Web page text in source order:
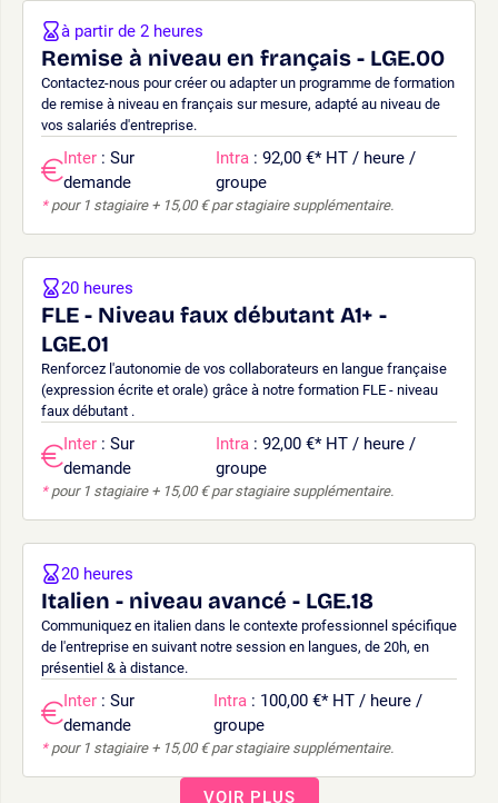
Remise à niveau en français - LGE.00
Contactez-nous pour créer ou adapter un programme de formation
de remise à niveau en français sur mesure, adapté au niveau de
vos salariés d'entreprise.
à partir de 2 heures
Inter : Sur
demande
Intra : 92,00 €*HT / heure /
groupe
*pour 1 stagiaire + 15,00 € par stagiaire supplémentaire.
FLE - Niveau faux débutant A1+ -
LGE.01
Renforcez l'autonomie de vos collaborateurs en langue française
(expression écrite et orale) grâce à notre formation FLE - niveau
faux débutant .
20 heures
Inter : Sur
demande
Intra : 92,00 €*HT / heure /
groupe
*pour 1 stagiaire + 15,00 € par stagiaire supplémentaire.
Italien - niveau avancé - LGE.18
Communiquez en italien dans le contexte professionnel spécifique
de l'entreprise en suivant notre session en langues, de 20h, en
présentiel & à distance.
20 heures
Inter : Sur
demande
Intra: 100,00 €*HT / heure /
groupe
*pour 1 stagiaire + 15,00 € par stagiaire supplémentaire.
VOIR PLUS